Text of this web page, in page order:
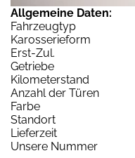
Allgemeine Daten:
Fahrzeugtyp
Karosserieform
Erst-Zul.
Getriebe
Kilometerstand
Anzahl der Türen
Farbe
Standort
Lieferzeit
Unsere Nummer